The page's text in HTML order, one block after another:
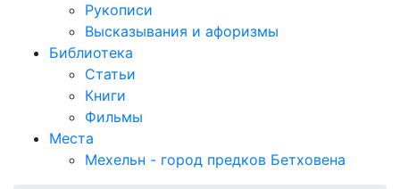
Рукописи
Высказывания и афоризмы
Библиотека
Статьи
Книги
Фильмы
Места
Мехельн - город предков Бетховена